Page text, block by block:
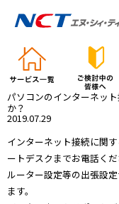
パソコンのインターネッ
か？
2019.07.29
インターネット接続に関
ートデスクまでお電話くだ
ルーター設定等の出張設
ます。